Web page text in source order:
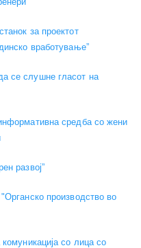
за проектот
вработување”
слушне гласот на
средба со жени
развој”
производство во
со лица со